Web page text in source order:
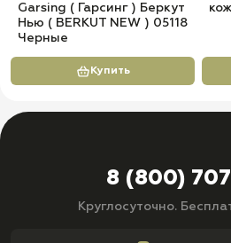
Garsing ( Гарсинг ) Беркут
Нью ( BERKUT NEW ) 05118
Черные
Купить
8 (800) 707
Круглосуточно.